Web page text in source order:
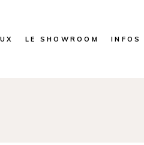
LE SHOWROOM INFOS